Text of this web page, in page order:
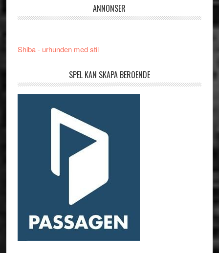
ANNONSER
Shiba - urhunden med stil
SPEL KAN SKAPA BEROENDE